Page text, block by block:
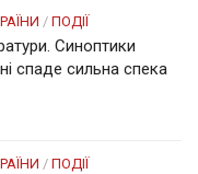
/ ПОДІЇ
Синоптики
спаде сильна спека
/ ПОДІЇ